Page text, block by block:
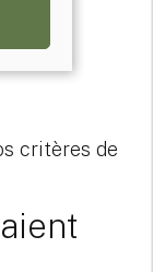
critères de